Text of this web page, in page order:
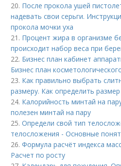
20. После прокола ушей
надевать свои серьги.
прокола мочки уха
21. Процент жира в организме
происходит набор веса при
22. Бизнес план кабинет
Бизнес план
23. Как правильно выбрать
размеру. Как определить
24. Калорийность минтай на
полезен минтай на пару
25.Определи свой тип
телосложения - Основные
26.Формула расчёт индекса
Расчет по росту